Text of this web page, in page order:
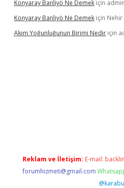
Konyaray Banliyö Ne Demek için admin
Konyaray Banliyö Ne Demek için Nehir
Akım Yoğunluğunun Birimi Nedir için
Reklam ve İletişim: E-mail:
forumhizmeti@gmail.com